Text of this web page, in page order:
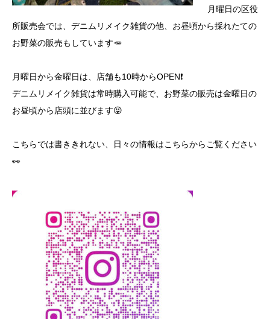
月曜日の区役
所販売会では、デニムリメイク雑貨の他、お昼頃から採れたての
お野菜の販売もしています🥕
月曜日から金曜日は、店舗も10時からOPEN❗
デニムリメイク雑貨は常時購入可能で、お野菜の販売は金曜日の
お昼頃から店頭に並びます😝
こちらでは書ききれない、日々の情報はこちらからご覧ください
👀